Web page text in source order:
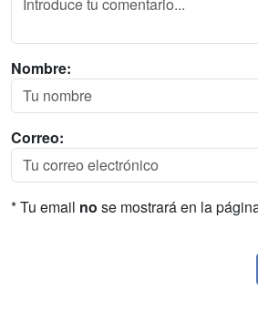
Nombre:
Correo:
* Tu email no se mostrará en la